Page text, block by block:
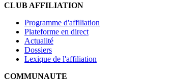
CLUB AFFILIATION
Programme d'affiliation
Plateforme en direct
Actualité
Dossiers
Lexique de l'affiliation
COMMUNAUTE